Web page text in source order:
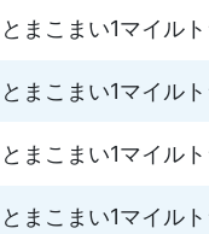
とまこまい1マイル
とまこまい1マイル
とまこまい1マイル
とまこまい1マイル